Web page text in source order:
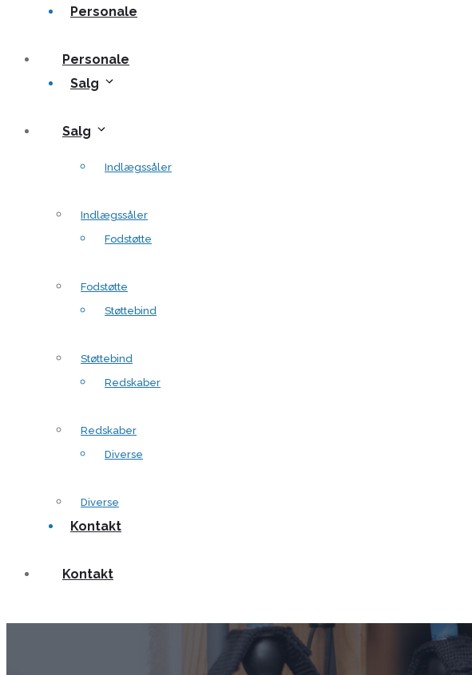
Personale
Salg
Indlægssåler
Fodstøtte
Støttebind
Redskaber
Diverse
Kontakt
Personale
Salg
Indlægssåler
Fodstøtte
Støttebind
Redskaber
Diverse
Kontakt